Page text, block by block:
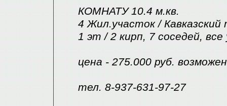
КОМНАТУ 10.4 м.кв.
4 Жил.участок / Кавказский
1 эт / 2 кирп, 7 соседей,
цена - 275.000 руб.
тел. 8-937-631-97-27